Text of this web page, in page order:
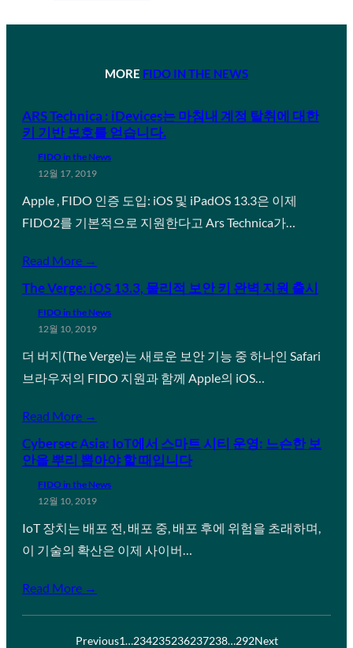
MORE FIDO IN THE NEWS
ARS Technica : iDevices는 마침내 계정 탈취에 대한
키 기반 보호를 얻습니다.
FIDO in the News
12월 17, 2019
Apple , FIDO 인증 도입: iOS 및 iPadOS 13.3은 이제
FIDO2를 기본적으로 지원한다고 Ars Technica가…
Read More →
The Verge: iOS 13.3, 물리적 보안 키 완벽 지원 출시
FIDO in the News
12월 10, 2019
더 버지(The Verge)는 새로운 보안 기능 중 하나인 Safari
브라우저의 FIDO 지원과 함께 Apple의 iOS…
Read More →
Cybersec Asia: IoT에서 스마트 시티 운영: 느슨한 보
안을 뿌리 뽑아야 할 때입니다
FIDO in the News
12월 10, 2019
IoT 장치는 배포 전, 배포 중, 배포 후에 위험을 초래하며,
이 기술의 확산은 이제 사이버…
Read More →
Previous1…234235236237238…292Next